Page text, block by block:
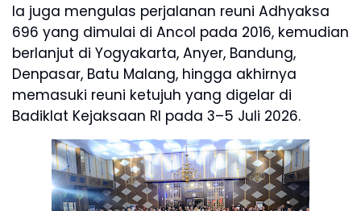
Ia juga mengulas perjalanan reuni Adhyaksa
696 yang dimulai di Ancol pada 2016, kemudian
berlanjut di Yogyakarta, Anyer, Bandung,
Denpasar, Batu Malang, hingga akhirnya
memasuki reuni ketujuh yang digelar di
Badiklat Kejaksaan RI pada 3–5 Juli 2026.